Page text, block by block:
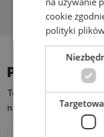
PASUJĄCE
Ten produkt możesz
następującymi
cookie
polityki